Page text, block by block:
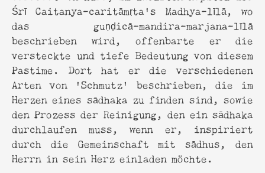
Śrī Caitanya-caritāmṛta’s Madhya-līlā, wo
das guṇḍicā-mandira-marjana-līlā
beschrieben wird, offenbarte er die
versteckte und tiefe Bedeutung von diesem
Pastime. Dort hat er die verschiedenen
Arten von 'Schmutz' beschrieben, die im
Herzen eines sādhaka zu finden sind, sowie
den Prozess der Reinigung, den ein sādhaka
durchlaufen muss, wenn er, inspiriert
durch die Gemeinschaft mit sādhus, den
Herrn in sein Herz einladen möchte.